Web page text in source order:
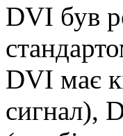
DVI був
DVI має
сигнал),